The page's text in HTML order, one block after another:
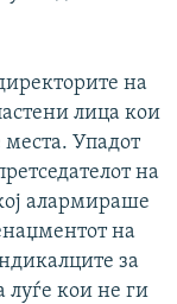
на
лица кои
Упадот
на
алармираше
на
за
луѓе кои не ги